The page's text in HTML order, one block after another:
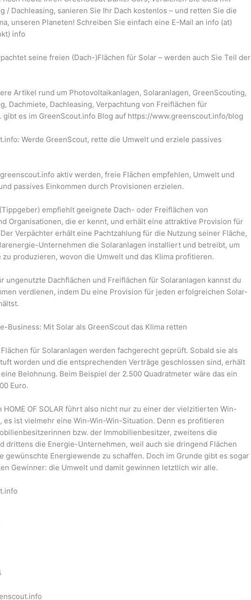
/ Dachleasing, sanieren Sie Ihr Dach kostenlos – und retten Sie die
unseren Planeten! Schreiben Sie einfach eine E-Mail an info (at)
info
seine freien (Dach-)Flächen für Solar – werden auch Sie Teil der
Artikel rund um Photovoltaikanlagen, Solaranlagen, GreenScouting,
Dachmiete, Dachleasing, Verpachtung von Freiflächen für
gibt es im GreenScout.info Blog auf https://www.greenscout.info/blog
Werde GreenScout, rette die Umwelt und erziele passives
aktiv werden, freie Flächen empfehlen, Umwelt und
passives Einkommen durch Provisionen erzielen.
empfiehlt geeignete Dach- oder Freiflächen von
Organisationen, die er kennt, und erhält eine attraktive Provision für
Verpächter erhält eine Pachtzahlung für die Nutzung seiner Fläche,
Unternehmen die Solaranlagen installiert und betreibt, um
zu produzieren, wovon die Umwelt und das Klima profitieren.
ungenutzte Dachflächen und Freiflächen für Solaranlagen kannst du
verdienen, indem Du eine Provision für jeden erfolgreichen Solar-
Business: Mit Solar als GreenScout das Klima retten
für Solaranlagen werden fachgerecht geprüft. Sobald sie als
worden und die entsprechenden Verträge geschlossen sind, erhält
Belohnung. Beim Beispiel der 2.500 Quadratmeter wäre das ein
Euro.
HOME OF SOLAR führt also nicht nur zu einer der vielzitierten Win-
es ist vielmehr eine Win-Win-Win-Situation. Denn es profitieren
bzw. der Immobilienbesitzer, zweitens die
drittens die Energie-Unternehmen, weil auch sie dringend Flächen
gewünschte Energiewende zu schaffen. Doch im Grunde gibt es sogar
Gewinner: die Umwelt und damit gewinnen letztlich wir alle.